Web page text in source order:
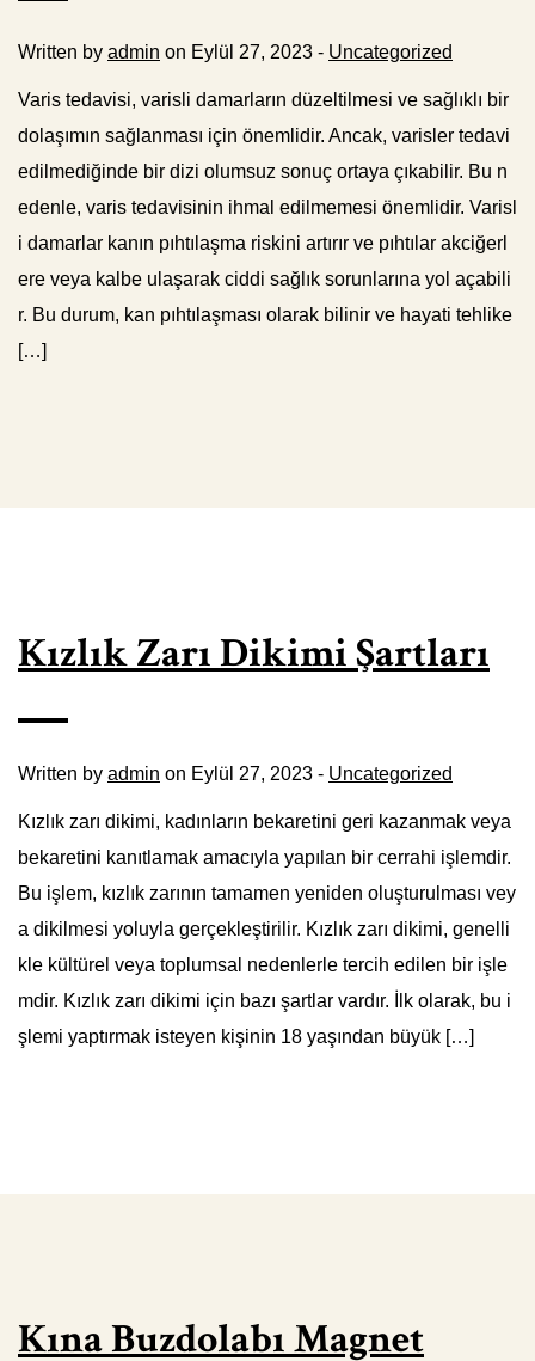
Written by admin on Eylül 27, 2023 - Uncategorized
Varis tedavisi, varisli damarların düzeltilmesi ve sağlıklı bir
dolaşımın sağlanması için önemlidir. Ancak, varisler tedavi
edilmediğinde bir dizi olumsuz sonuç ortaya çıkabilir. Bu n
edenle, varis tedavisinin ihmal edilmemesi önemlidir. Varisl
i damarlar kanın pıhtılaşma riskini artırır ve pıhtılar akciğerl
ere veya kalbe ulaşarak ciddi sağlık sorunlarına yol açabili
r. Bu durum, kan pıhtılaşması olarak bilinir ve hayati tehlike
[…]
Kızlık Zarı Dikimi Şartları
Written by admin on Eylül 27, 2023 - Uncategorized
Kızlık zarı dikimi, kadınların bekaretini geri kazanmak veya
bekaretini kanıtlamak amacıyla yapılan bir cerrahi işlemdir.
Bu işlem, kızlık zarının tamamen yeniden oluşturulması vey
a dikilmesi yoluyla gerçekleştirilir. Kızlık zarı dikimi, genelli
kle kültürel veya toplumsal nedenlerle tercih edilen bir işle
mdir. Kızlık zarı dikimi için bazı şartlar vardır. İlk olarak, bu i
şlemi yaptırmak isteyen kişinin 18 yaşından büyük […]
Kına Buzdolabı Magnet